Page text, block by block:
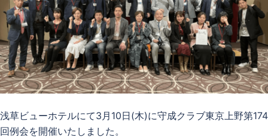
浅草ビューホテルにて3月10日(木)に守成クラブ東京上野第174
回例会を開催いたしました。